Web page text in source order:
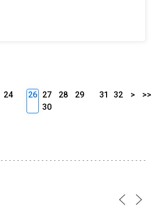
24
26 27 28
29
30
31 32 > >>